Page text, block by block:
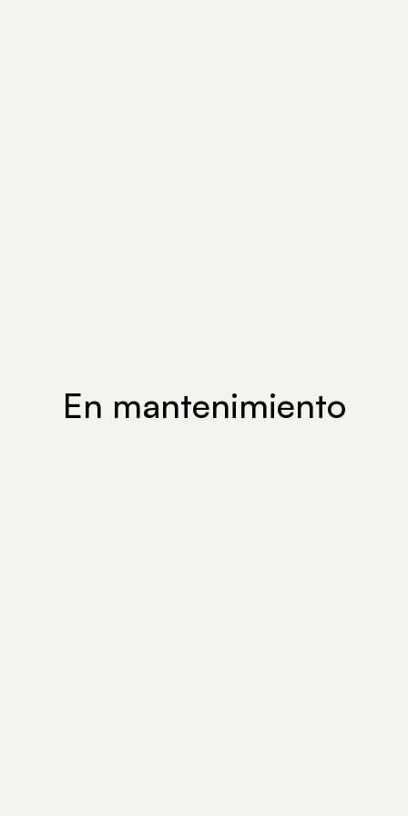
En mantenimiento